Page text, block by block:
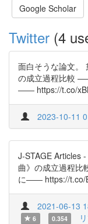
Google Scholar
Twitter (4
面白そうな論文。
の成立過程比較
―― https://t.co/
2023-10-11
J-STAGE Articles
曲》の成立過程
に―― https://t.co/
2021-06-13
6
0.354